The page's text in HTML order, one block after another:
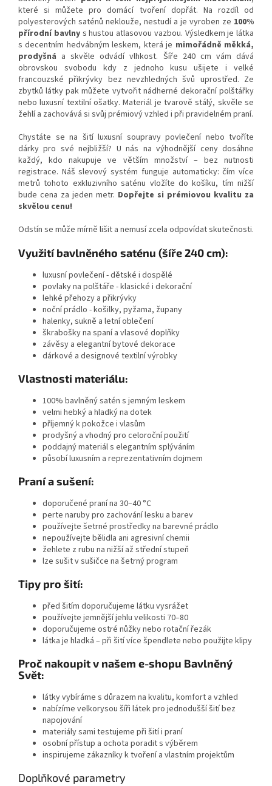
které si můžete pro domácí tvoření dopřát. Na rozdíl od
polyesterových saténů neklouže, nestudí a je vyroben ze 100%
přírodní bavlnys hustou atlasovou vazbou. Výsledkem je látka
s decentním hedvábným leskem, která je mimořádně měkká,
prodyšná a skvěle odvádí vlhkost. Šíře 240 cm vám dává
obrovskou svobodu kdy z jednoho kusu ušijete i velké
francouzské přikrývky bez nevzhledných švů uprostřed. Ze
zbytků látky pak můžete vytvořit nádherné dekorační polštářky
nebo luxusní textilní ošatky. Materiál je tvarově stálý, skvěle se
žehlí a zachovává si svůj prémiový vzhled i při pravidelném praní.
Chystáte se na šití luxusní soupravy povlečení nebo tvoříte
dárky pro své nejbližší? U nás na výhodnější ceny dosáhne
každý, kdo nakupuje ve větším množství – bez nutnosti
registrace. Náš slevový systém funguje automaticky: čím více
metrů tohoto exkluzivního saténu vložíte do košíku, tím nižší
bude cena za jeden metr. Dopřejte si prémiovou kvalitu za
skvělou cenu!
Odstín se může mírně lišit a nemusí zcela odpovídat skutečnosti.
Využití bavlněného saténu (šíře 240 cm):
luxusní povlečení - dětské i dospělé
povlaky na polštáře - klasické i dekorační
lehké přehozy a přikrývky
noční prádlo - košilky, pyžama, župany
halenky, sukně a letní oblečení
škrabošky na spaní a vlasové doplňky
závěsy a elegantní bytové dekorace
dárkové a designové textilní výrobky
Vlastnosti materiálu:
100% bavlněný satén s jemným leskem
velmi hebký a hladký na dotek
příjemný k pokožce i vlasům
prodyšný a vhodný pro celoroční použití
poddajný materiál s elegantním splýváním
působí luxusním a reprezentativním dojmem
Praní a sušení:
doporučené praní na 30–40 °C
perte naruby pro zachování lesku a barev
používejte šetrné prostředky na barevné prádlo
nepoužívejte bělidla ani agresivní chemii
žehlete z rubu na nižší až střední stupeň
lze sušit v sušičce na šetrný program
Tipy pro šití:
před šitím doporučujeme látku vysrážet
používejte jemnější jehlu velikosti 70–80
doporučujeme ostré nůžky nebo rotační řezák
látka je hladká – při šití více špendlete nebo použijte klipy
Proč nakoupit v našem e-shopu Bavlněný
Svět:
látky vybíráme s důrazem na kvalitu, komfort a vzhled
nabízíme velkorysou šíři látek pro jednodušší šití bez
napojování
materiály sami testujeme při šití i praní
osobní přístup a ochota poradit s výběrem
inspirujeme zákazníky k tvoření a vlastním projektům
Doplňkové parametry